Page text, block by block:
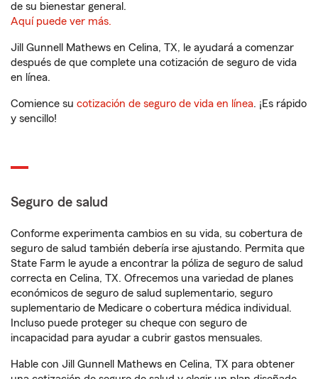
de su bienestar general.
Aquí puede ver más.
Jill Gunnell Mathews en Celina, TX, le ayudará a comenzar
después de que complete una cotización de seguro de vida
en línea.
Comience su cotización de seguro de vida en línea. ¡Es rápido
y sencillo!
Seguro de salud
Conforme experimenta cambios en su vida, su cobertura de
seguro de salud también debería irse ajustando. Permita que
State Farm le ayude a encontrar la póliza de seguro de salud
correcta en Celina, TX. Ofrecemos una variedad de planes
económicos de seguro de salud suplementario, seguro
suplementario de Medicare o cobertura médica individual.
Incluso puede proteger su cheque con seguro de
incapacidad para ayudar a cubrir gastos mensuales.
Hable con Jill Gunnell Mathews en Celina, TX para obtener